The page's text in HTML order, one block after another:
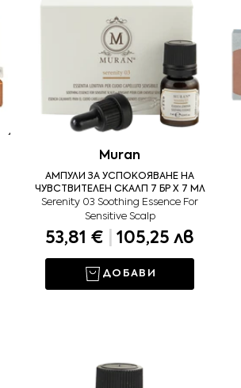
Muran
АМПУЛИ ЗА УСПОКОЯВАНЕ НА
ЧУВСТВИТЕЛЕН СКАЛП 7 БР X 7 МЛ
Serenity 03 Soothing Essence For
Sensitive Scalp
53,81 € 105,25 лв
ДОБАВИ